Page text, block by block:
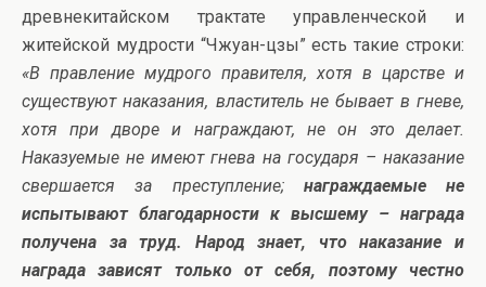
древнекитайском трактате управленческой и
житейской мудрости “Чжуан-цзы” есть такие строки:
«В правление мудрого правителя, хотя в царстве и
существуют наказания, властитель не бывает в гневе,
хотя при дворе и награждают, не он это делает.
Наказуемые не имеют гнева на государя – наказание
свершается за преступление; награждаемые не
испытывают благодарности к высшему – награда
получена за труд. Народ знает, что наказание и
награда зависят только от себя, поэтому честно